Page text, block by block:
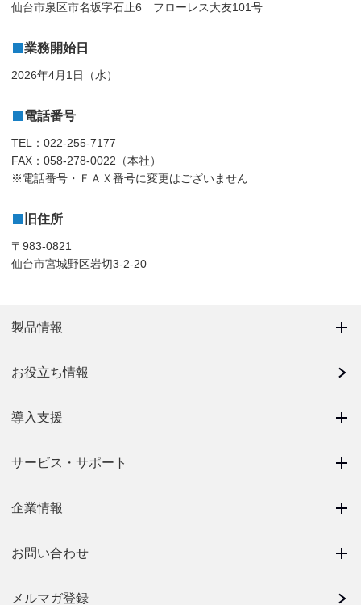
仙台市泉区市名坂字石止6 フローレス大友101号
業務開始日
2026年4月1日（水）
電話番号
TEL：022-255-7177
FAX：058-278-0022（本社）
※電話番号・ＦＡＸ番号に変更はございません
旧住所
〒983-0821
仙台市宮城野区岩切3-2-20
製品情報
お役立ち情報
導入支援
サービス・サポート
企業情報
お問い合わせ
メルマガ登録